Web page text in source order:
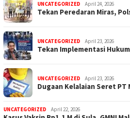
UNCATEGORIZED April 24, 2026
Tekan Peredaran Miras,
UNCATEGORIZED April 23, 2026
Tekan Implementasi
UNCATEGORIZED April 23, 2026
Dugaan Kelalaian Seret
UNCATEGORIZED April 22, 2026